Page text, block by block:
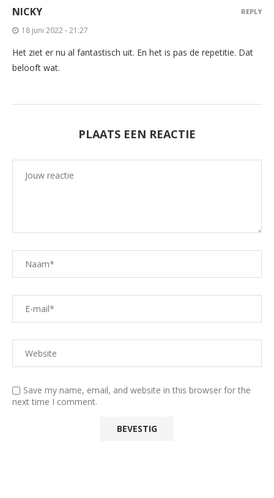
NICKY
18 juni 2022 - 21:27
Het ziet er nu al fantastisch uit. En het is pas de repetitie. Dat
belooft wat.
REPLY
PLAATS EEN REACTIE
Save my name, email, and website in this browser for the
next time I comment.